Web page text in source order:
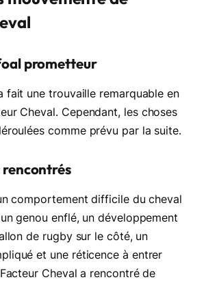
prometteur
fait une trouvaille remarquable en
Cheval. Cependant, les choses
comme prévu par la suite.
rencontrés
comportement difficile du cheval
genou enflé, un développement
de rugby sur le côté, un
et une réticence à entrer
Cheval a rencontré de